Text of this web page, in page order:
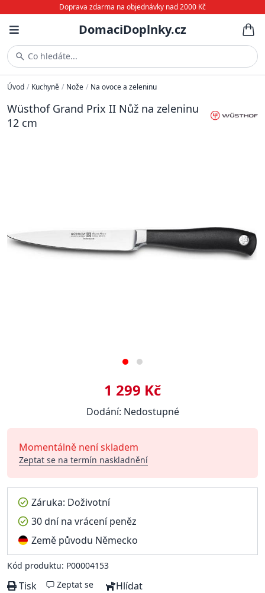
Doprava zdarma na objednávky nad 2000 Kč
DomaciDoplnky.cz
Co hledáte...
Úvod / Kuchyně / Nože / Na ovoce a zeleninu
Wüsthof Grand Prix II Nůž na zeleninu
12 cm
1 299 Kč
Dodání: Nedostupné
Momentálně není skladem
Zeptat se na termín naskladnění
Záruka: Doživotní
30 dní na vrácení peněz
Země původu Německo
Kód produktu: P00004153
Tisk Zeptat se Hlídat